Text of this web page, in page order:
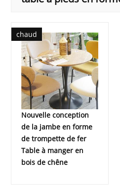
chaud
Nouvelle conception
de la jambe en forme
de trompette de fer
Table à manger en
bois de chêne